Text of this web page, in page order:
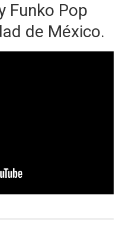
Funko Pop
de México.